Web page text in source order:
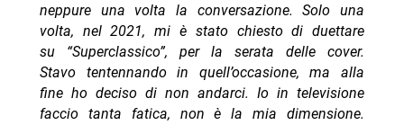
neppure una volta la conversazione. Solo una
volta, nel 2021, mi è stato chiesto di duettare
su “Superclassico”, per la serata delle cover.
Stavo tentennando in quell’occasione, ma alla
fine ho deciso di non andarci. Io in televisione
faccio tanta fatica, non è la mia dimensione.